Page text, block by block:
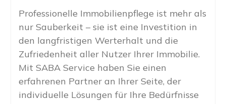
Professionelle Immobilienpflege ist mehr als
nur Sauberkeit – sie ist eine Investition in
den langfristigen Werterhalt und die
Zufriedenheit aller Nutzer Ihrer Immobilie.
Mit SABA Service haben Sie einen
erfahrenen Partner an Ihrer Seite, der
individuelle Lösungen für Ihre Bedürfnisse